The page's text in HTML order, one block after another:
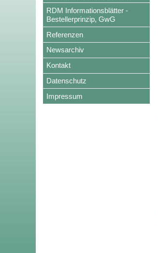
RDM Informationsblätter -
Bestellerprinzip, GwG
Referenzen
Newsarchiv
Kontakt
Datenschutz
Impressum